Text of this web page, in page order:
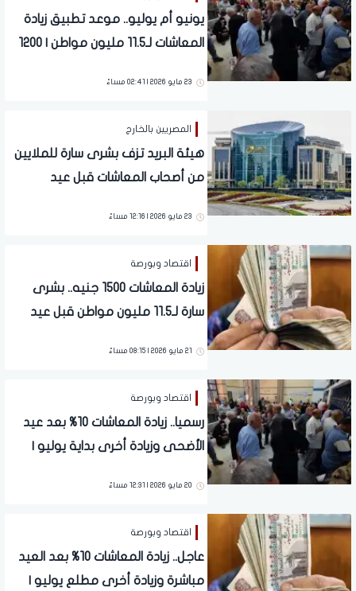
يونيو أم يوليو.. موعد تطبيق زيادة
المعاشات لـ11.5 مليون مواطن | 1200
23 مايو 2026 | 02:41 مساءً
المصريين بالخارج
هيئة البريد تزف بشرى سارة للملايين
من أصحاب المعاشات قبل عيد
23 مايو 2026 | 12:16 مساءً
اقتصاد وبورصة
زيادة المعاشات 1500 جنيه.. بشرى
سارة لـ11.5 مليون مواطن قبل عيد
21 مايو 2026 | 08:15 مساءً
اقتصاد وبورصة
رسميا.. زيادة المعاشات 10% بعد عيد
الأضحى وزيادة أخرى بداية يوليو |
20 مايو 2026 | 12:31 مساءً
اقتصاد وبورصة
عاجل.. زيادة المعاشات 10% بعد العيد
مباشرة وزيادة أخرى مطلع يوليو |